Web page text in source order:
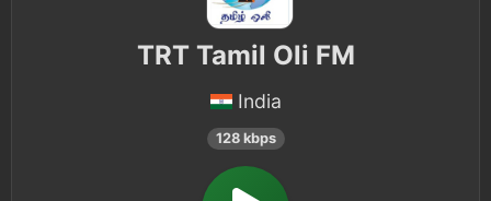
TRT Tamil Oli FM
India
128 kbps